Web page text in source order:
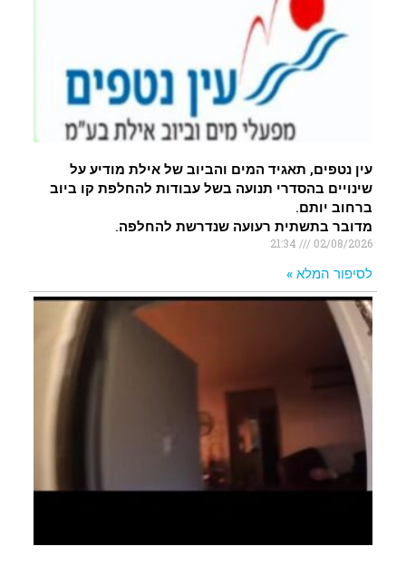
עין נטפים, תאגיד המים והביוב של אילת מודיע על
שינויים בהסדרי תנועה בשל עבודות להחלפת קו ביוב
ברחוב יותם.
מדובר בתשתית רעועה שנדרשת להחלפה.
02/08/2026
לסיפור המלא »